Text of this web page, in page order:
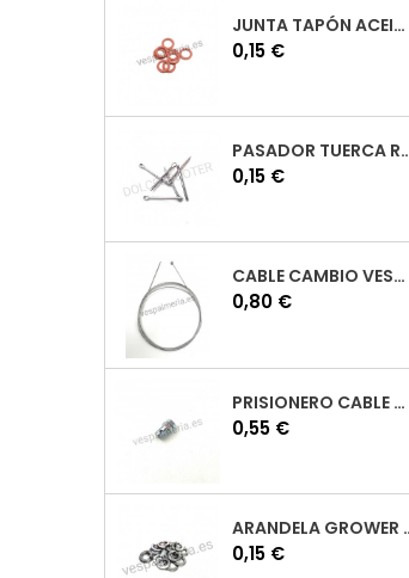
JUNTA TAPÓN ACEITE VESPA
Precio
0,15 €
PASADOR
Precio
0,15 €
CABLE CAMBIO VESPA
Precio
0,80 €
PRISIONERO CABLE CAMBIO VESPA
Precio
0,55 €
ARANDELA
Precio
0,15 €